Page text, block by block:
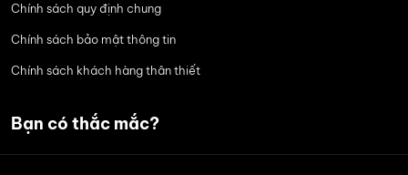
Chính sách quy định chung
Chính sách bảo mật thông tin
Chính sách khách hàng thân thiết
Bạn có thắc mắc?